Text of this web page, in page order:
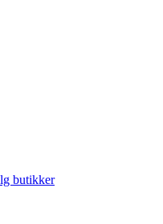
butikker